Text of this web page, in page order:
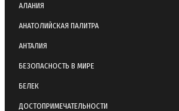
АЛАНИЯ
АНАТОЛИЙСКАЯ ПАЛИТРА
АНТАЛИЯ
БЕЗОПАСНОСТЬ В МИРЕ
БЕЛЕК
ДОСТОПРИМЕЧАТЕЛЬНОСТИ